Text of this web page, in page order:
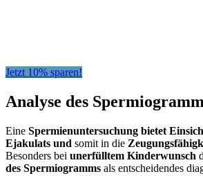
Jetzt 10% sparen!
Analyse des
Eine Spermienuntersuchung bietet
Ejakulats und somit in die
Besonders bei unerfülltem Kinderwunsch
des Spermiogramms als entscheidendes